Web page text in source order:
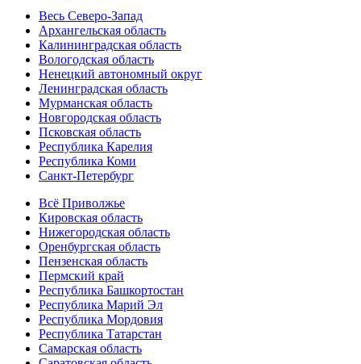
Весь Северо-Запад
Архангельская область
Калининградская область
Вологодская область
Ненецкий автономный округ
Ленинградская область
Мурманская область
Новгородская область
Псковская область
Республика Карелия
Республика Коми
Санкт-Петербург
Всё Приволжье
Кировская область
Нижегородская область
Оренбургская область
Пензенская область
Пермский край
Республика Башкортостан
Республика Марий Эл
Республика Мордовия
Республика Татарстан
Самарская область